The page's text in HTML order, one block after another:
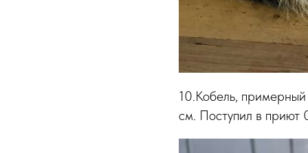
10.Кобель,
см. Поступил в